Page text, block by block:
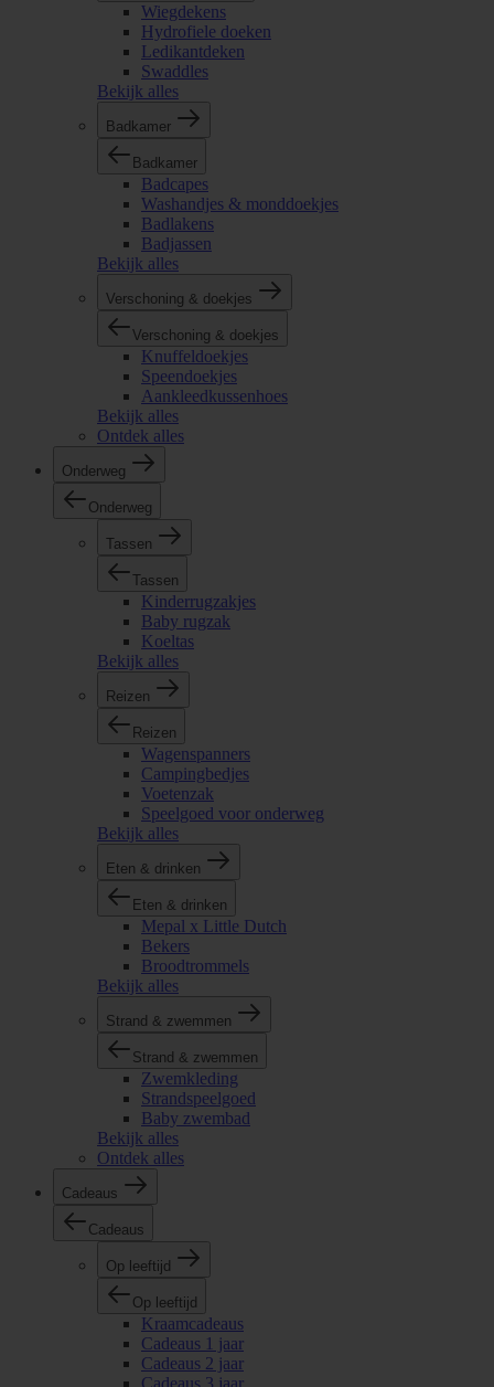
Wiegdekens
Hydrofiele doeken
Ledikantdeken
Swaddles
Bekijk alles
Badkamer
Badkamer
Badcapes
Washandjes & monddoekjes
Badlakens
Badjassen
Bekijk alles
Verschoning & doekjes
Verschoning & doekjes
Knuffeldoekjes
Speendoekjes
Aankleedkussenhoes
Bekijk alles
Ontdek alles
Onderweg
Onderweg
Tassen
Tassen
Kinderrugzakjes
Baby rugzak
Koeltas
Bekijk alles
Reizen
Reizen
Wagenspanners
Campingbedjes
Voetenzak
Speelgoed voor onderweg
Bekijk alles
Eten & drinken
Eten & drinken
Mepal x Little Dutch
Bekers
Broodtrommels
Bekijk alles
Strand & zwemmen
Strand & zwemmen
Zwemkleding
Strandspeelgoed
Baby zwembad
Bekijk alles
Ontdek alles
Cadeaus
Cadeaus
Op leeftijd
Op leeftijd
Kraamcadeaus
Cadeaus 1 jaar
Cadeaus 2 jaar
Cadeaus 3 jaar